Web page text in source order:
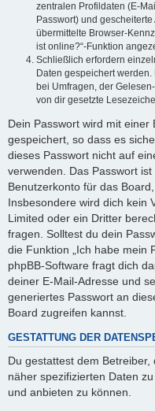
zentralen Profildaten (E-
Passwort) und
übermittelte Browser-
ist online?“-Funktion
Schließlich erfordern
Daten gespeichert
bei Umfragen, der
von dir gesetzte
Dein Passwort wird mit einer
gespeichert, so dass es
dieses Passwort nicht auf
verwenden. Das Passwort
Benutzerkonto für das
Insbesondere wird dich kein
Limited oder ein Dritter
fragen. Solltest du dein
die Funktion „Ich habe mein
phpBB-Software fragt dich
deiner E-Mail-Adresse und
generiertes Passwort an
Board zugreifen kannst.
GESTATTUNG DER
Du gestattest dem
näher spezifizierten Daten
und anbieten zu können.